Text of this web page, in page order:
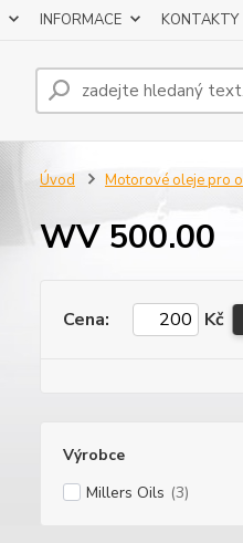
INFORMACE KONTAKTY
Úvod Motorové oleje pro
WV 500.00
Cena: Kč
Výrobce
Millers Oils (3)